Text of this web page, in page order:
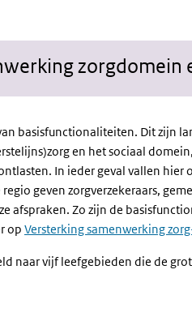
zorgdomein
basisfunctionaliteiten. Dit zijn
en het sociaal
In ieder geval vallen
geven zorgverzekeraars,
afspraken. Zo zijn de
op Versterking samenwerking
naar vijf leefgebieden die de